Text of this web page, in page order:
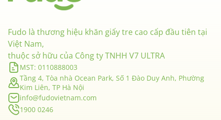
Fudo là thương hiệu khăn giấy tre cao cấp đầu tiên tại
Việt Nam,
thuộc sở hữu của Công ty TNHH V7 ULTRA
MST: 0110888003
Tầng 4, Tòa nhà Ocean Park, Số 1 Đào Duy Anh, Phường
Kim Liên, TP Hà Nội
info@fudovietnam.com
1900 0246